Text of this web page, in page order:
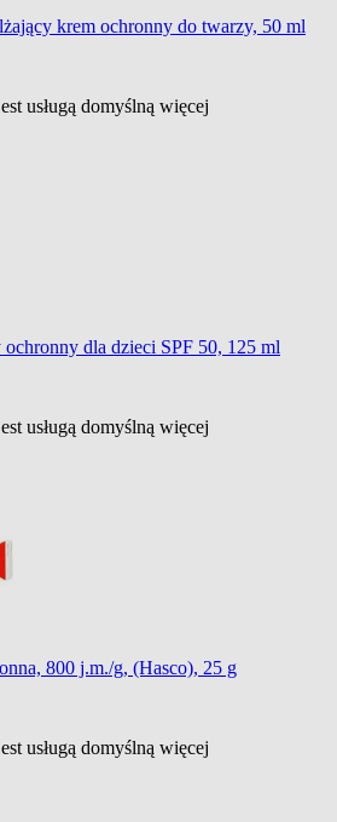
krem ochronny do twarzy, 50 ml
usługą domyślną więcej
dla dzieci SPF 50, 125 ml
usługą domyślną więcej
800 j.m./g, (Hasco), 25 g
usługą domyślną więcej